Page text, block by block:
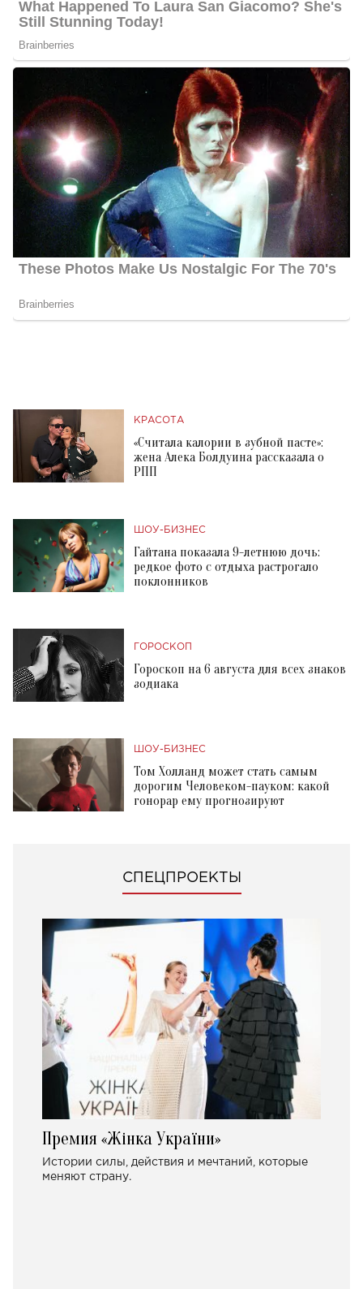
КРАСОТА
«Считала калории в зубной пасте»:
жена Алека Болдуина рассказала о
РПП
ШОУ-БИЗНЕС
Гайтана показала 9-летнюю дочь:
редкое фото с отдыха растрогало
поклонников
ГОРОСКОП
Гороскоп на 6 августа для всех знаков
зодиака
ШОУ-БИЗНЕС
Том Холланд может стать самым
дорогим Человеком-пауком: какой
гонорар ему прогнозируют
СПЕЦПРОЕКТЫ
Премия «Жінка України»
Истории силы, действия и мечтаний, которые
меняют страну.